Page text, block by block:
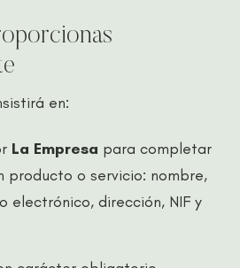
en:
La Empresa para completar
producto o servicio: nombre,
electrónico, dirección, NIF y